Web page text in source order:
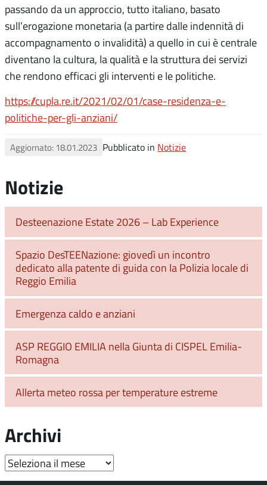
passando da un approccio, tutto italiano, basato
sull’erogazione monetaria (a partire dalle indennità di
accompagnamento o invalidità) a quello in cui è centrale
diventano la cultura, la qualità e la struttura dei servizi
che rendono efficaci gli interventi e le politiche.
https://cupla.re.it/2021/02/01/case-residenza-e-
politiche-per-gli-anziani/
Aggiornato: 18.01.2023 Pubblicato in Notizie
Notizie
Desteenazione Estate 2026 – Lab Experience
Spazio DesTEENazione: giovedì un incontro
dedicato alla patente di guida con la Polizia locale di
Reggio Emilia
Emergenza caldo e anziani
ASP REGGIO EMILIA nella Giunta di CISPEL Emilia-
Romagna
Allerta meteo rossa per temperature estreme
Archivi
Archivi